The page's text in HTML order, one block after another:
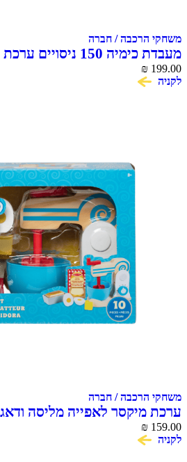
משחקי הרכבה / חברה
CHEMISTRY
₪ 199.00
לקניה
משחקי הרכבה / חברה
Make a Cake Mixer Set
₪ 159.00
לקניה